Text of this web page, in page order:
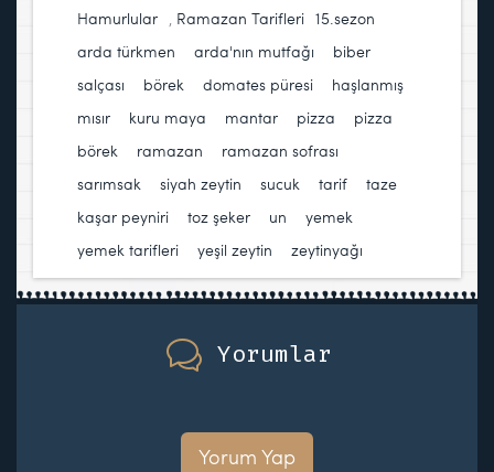
Hamurlular , Ramazan Tarifleri 15.sezon
arda türkmen
arda'nın mutfağı
biber
salçası
börek domates püresi
haşlanmış
mısır
kuru maya mantar pizza
pizza
börek
ramazan ramazan sofrası
sarımsak
siyah zeytin sucuk tarif
taze
kaşar peyniri
toz şeker un yemek
yemek tarifleri
yeşil zeytin zeytinyağı
Yorumlar
Yorum Yap